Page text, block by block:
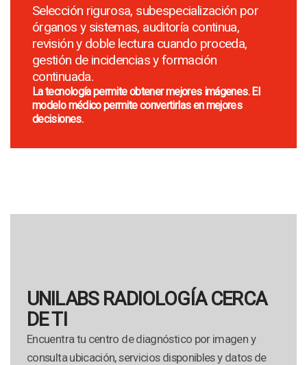
Selección rigurosa, subespecialización por
órganos y sistemas, auditoría continua,
revisión y doble lectura cuando proceda,
gestión de incidencias y formación
continuada.
La tecnología permite obtener mejores imágenes. El
modelo médico permite convertirlas en mejores
decisiones.
UNILABS RADIOLOGÍA CERCA
DE TI
Encuentra tu centro de diagnóstico por imagen y
consulta ubicación, servicios disponibles y datos de